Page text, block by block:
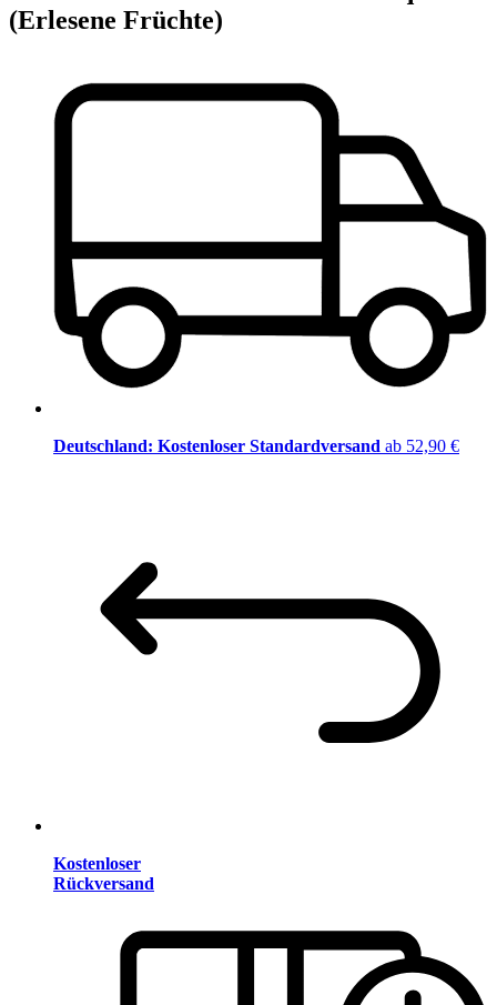
(Erlesene Früchte)
Deutschland: Kostenloser Standardversand ab 52,90 €
Kostenloser
Rückversand